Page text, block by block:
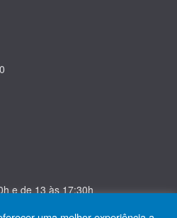
e de 13 às 17:30h